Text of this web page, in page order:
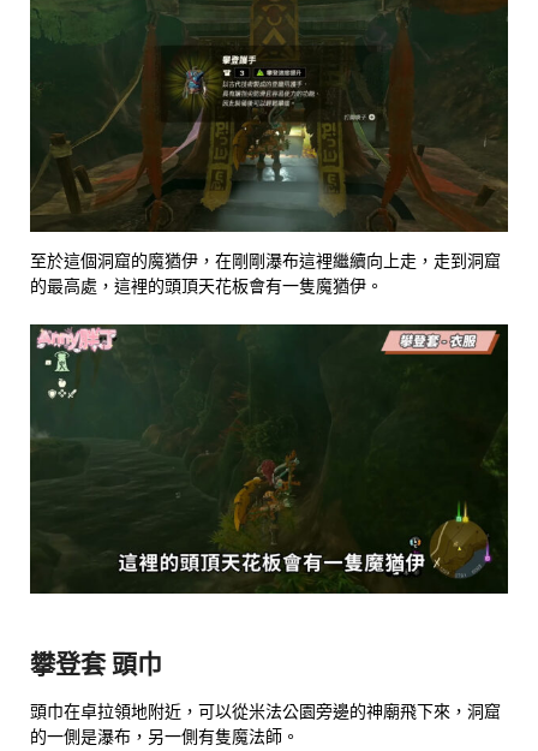
至於這個洞窟的魔猶伊，在剛剛瀑布這裡繼續向上走，走到洞窟
的最高處，這裡的頭頂天花板會有一隻魔猶伊。
攀登套 頭巾
頭巾在卓拉領地附近，可以從米法公園旁邊的神廟飛下來，洞窟
的一側是瀑布，另一側有隻魔法師。